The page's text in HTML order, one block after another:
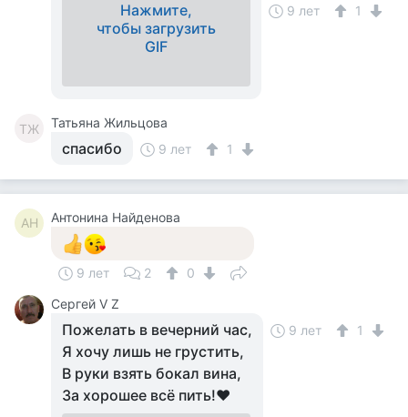
Нажмите,
чтобы загрузить
GIF
9 лет 1
ТЖ Татьяна Жильцова
спасибо 9 лет 1
АН Антонина Найденова
9 лет 2
0
Сергей V Z
Пожелать в вечерний час,
Я хочу лишь не грустить,
В руки взять бокал вина,
За хорошее всё пить!♥
9 лет 1